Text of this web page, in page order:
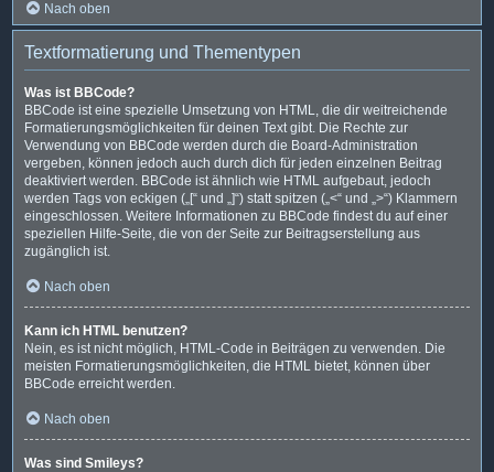
Nach oben
Textformatierung und Thementypen
Was ist BBCode?
BBCode ist eine spezielle Umsetzung von HTML, die dir weitreichende
Formatierungsmöglichkeiten für deinen Text gibt. Die Rechte zur
Verwendung von BBCode werden durch die Board-Administration
vergeben, können jedoch auch durch dich für jeden einzelnen Beitrag
deaktiviert werden. BBCode ist ähnlich wie HTML aufgebaut, jedoch
werden Tags von eckigen („[“ und „]“) statt spitzen („<“ und „>“) Klammern
eingeschlossen. Weitere Informationen zu BBCode findest du auf einer
speziellen Hilfe-Seite, die von der Seite zur Beitragserstellung aus
zugänglich ist.
Nach oben
Kann ich HTML benutzen?
Nein, es ist nicht möglich, HTML-Code in Beiträgen zu verwenden. Die
meisten Formatierungsmöglichkeiten, die HTML bietet, können über
BBCode erreicht werden.
Nach oben
Was sind Smileys?